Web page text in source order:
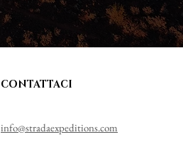
CONTATTACI
info@stradaexpeditions.com